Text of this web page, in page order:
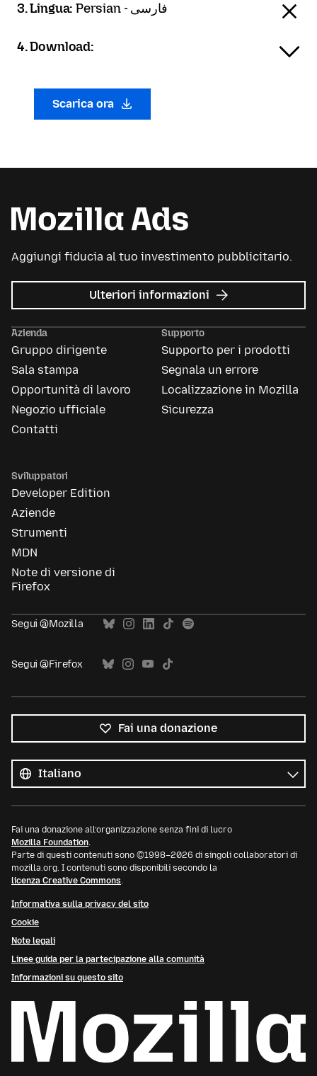
3. Lingua: Persian - فارسی
4. Download:
Scarica ora
Aggiungi fiducia al tuo investimento pubblicitario.
Ulteriori informazioni su
Mozilla
Azienda
Gruppo dirigente
Sala stampa
Opportunità di lavoro
Negozio ufficiale
Contatti
Supporto
Supporto per i prodotti
Segnala un errore
Localizzazione in Mozilla
Sicurezza
Sviluppatori
Developer Edition
Aziende
Strumenti
MDN
Note di versione di
Firefox
Segui @Mozilla
Segui @Firefox
Fai una donazione
le
lingue
Lingua
Fai una donazione all’organizzazione senza fini di lucro
Mozilla Foundation.
Parte di questi contenuti sono ©1998–2026 di singoli collaboratori di
mozilla.org. I contenuti sono disponibili secondo la
licenza Creative Commons.
Informativa sulla privacy del sito
Cookie
Note legali
Linee guida per la partecipazione alla comunità
Informazioni su questo sito